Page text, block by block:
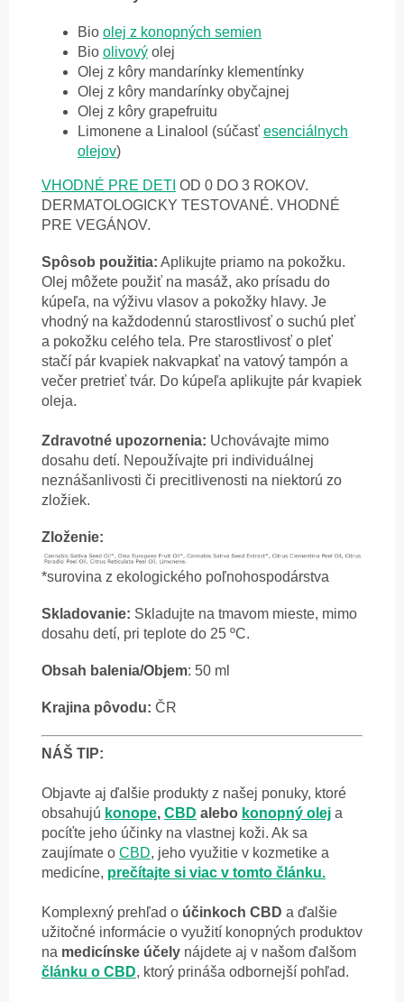
Bio olej z konopných semien
Bio olivový olej
Olej z kôry mandarínky klementínky
Olej z kôry mandarínky obyčajnej
Olej z kôry grapefruitu
Limonene a Linalool (súčasť esenciálnych
olejov)
VHODNÉ PRE DETI OD 0 DO 3 ROKOV.
DERMATOLOGICKY TESTOVANÉ. VHODNÉ
PRE VEGÁNOV.
Spôsob použitia: Aplikujte priamo na pokožku.
Olej môžete použiť na masáž, ako prísadu do
kúpeľa, na výživu vlasov a pokožky hlavy. Je
vhodný na každodennú starostlivosť o suchú pleť
a pokožku celého tela. Pre starostlivosť o pleť
stačí pár kvapiek nakvapkať na vatový tampón a
večer pretrieť tvár. Do kúpeľa aplikujte pár kvapiek
oleja.
Zdravotné upozornenia: Uchovávajte mimo
dosahu detí. Nepoužívajte pri individuálnej
neznášanlivosti či precitlivenosti na niektorú zo
zložiek.
Zloženie:
*surovina z ekologického poľnohospodárstva
Skladovanie: Skladujte na tmavom mieste, mimo
dosahu detí, pri teplote do 25 ºC.
Obsah balenia/Objem: 50 ml
Krajina pôvodu: ČR
NÁŠ TIP:
Objavte aj ďalšie produkty z našej ponuky, ktoré
obsahujú konope, CBD alebo konopný olej a
pocíťte jeho účinky na vlastnej koži. Ak sa
zaujímate o CBD, jeho využitie v kozmetike a
medicíne, prečítajte si viac v tomto článku.
Komplexný prehľad o účinkoch CBD a ďalšie
užitočné informácie o využití konopných produktov
na medicínske účely nájdete aj v našom ďalšom
článku o CBD, ktorý prináša odbornejší pohľad.